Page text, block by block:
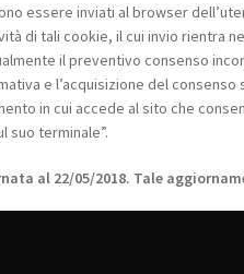
essere inviati al browser
di tali cookie, il cui invio rientra
il preventivo consenso
e l’acquisizione del
in cui accede al sito che
suo terminale”.
al 22/05/2018. Tale